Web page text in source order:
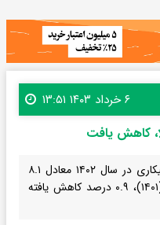
۶ خرداد ۱۴۰۳ ۱۳:۵۱
بر اساس آمار مرکز آمار ایران، نرخ بیکاری در سال ۱۴۰۲ معادل ۸.۱
درصد بوده که نسبت به سال قبل (۱۴۰۱)، ۰.۹ درصد کاهش یافته